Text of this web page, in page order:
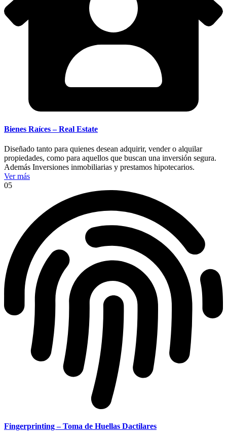
Bienes Raíces – Real Estate
Diseñado tanto para quienes desean adquirir, vender o alquilar
propiedades, como para aquellos que buscan una inversión segura.
Además Inversiones inmobiliarias y prestamos hipotecarios.
Ver más
05
Fingerprinting – Toma de Huellas Dactilares